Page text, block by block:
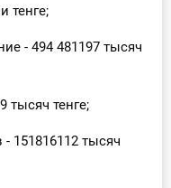
тенге;
- 494 481197 тысяч
тысяч тенге;
151816112 тысяч